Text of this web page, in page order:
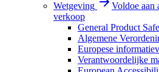
Wetgeving
Voldoe aan
verkoop
General Product
Algemene
Europese
Verantwoordelijke